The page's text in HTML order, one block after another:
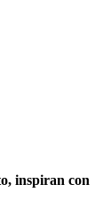
inspiran con